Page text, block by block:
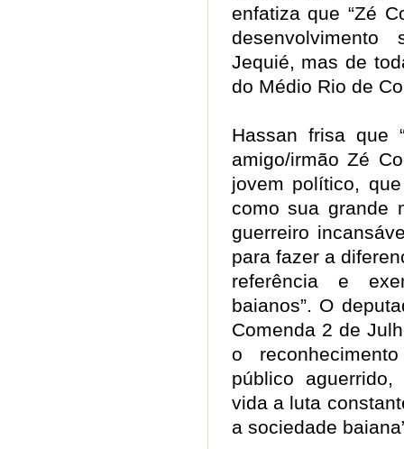
enfatiza que “Zé
Jequié, mas de
do Médio Rio de
Hassan frisa que
amigo/irmão Zé
jovem político,
como sua grande
guerreiro
para fazer a
referência e
baianos”. O
Comenda 2 de
o
público
vida a luta
a sociedade